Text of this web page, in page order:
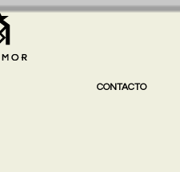
CONTACTO